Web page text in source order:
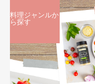
料理ジャンルか
ら探す